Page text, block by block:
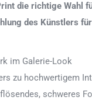
die richtige Wahl
des Künstlers
im Galerie-Look
zu hochwertigem
schweres